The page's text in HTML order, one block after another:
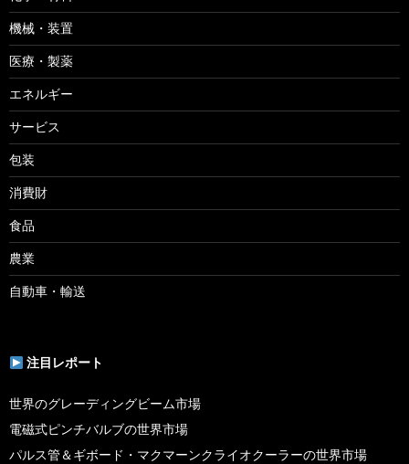
機械・装置
医療・製薬
エネルギー
サービス
包装
消費財
食品
農業
自動車・輸送
注目レポート
世界のグレーディングビーム市場
電磁式ピンチバルブの世界市場
パルス管＆ギボード・マクマーンクライオクーラーの世界市場